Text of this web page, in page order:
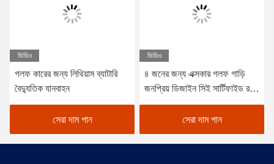
ভিডিও
গলফ কারের জন্য লিথিয়াম ব্যাটারি
বৈদ্যুতিক যানবাহন
সেরা দাম পান
ভিডিও
৪ জনের জন্য এক্সকার গলফ গাড়ি
জনপ্রিয় ডিজাইন সিই সার্টিফাইড রঙ
ঐচ্ছিক
সেরা দাম পান